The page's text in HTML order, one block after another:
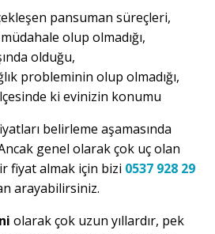
pansuman süreçleri,
olup olmadığı,
olduğu,
probleminin olup olmadığı,
ki evinizin konumu
belirleme aşamasında
genel olarak çok uç olan
fiyat almak için bizi 0537 928 29
arayabilirsiniz.
olarak çok uzun yıllardır, pek